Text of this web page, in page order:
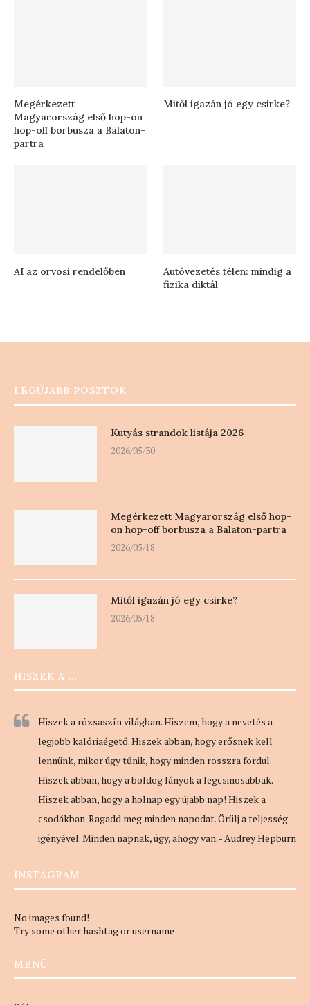
Megérkezett
Magyarország első hop-on
hop-off borbusza a Balaton-
partra
Mitől igazán jó egy csirke?
AI az orvosi rendelőben
Autóvezetés télen: mindig a
fizika diktál
LEGÚJABB POSZTOK
Kutyás strandok listája 2026
2026/05/30
Megérkezett Magyarország első hop-
on hop-off borbusza a Balaton-partra
2026/05/18
Mitől igazán jó egy csirke?
2026/05/18
HISZEK A …
Hiszek a rózsaszín világban. Hiszem, hogy a nevetés a
legjobb kalóriaégető. Hiszek abban, hogy erősnek kell
lennünk, mikor úgy tűnik, hogy minden rosszra fordul.
Hiszek abban, hogy a boldog lányok a legcsinosabbak.
Hiszek abban, hogy a holnap egy újabb nap! Hiszek a
csodákban. Ragadd meg minden napodat. Örülj a teljesség
igényével. Minden napnak, úgy, ahogy van. - Audrey Hepburn
INSTAGRAM
No images found!
Try some other hashtag or username
MENÜ